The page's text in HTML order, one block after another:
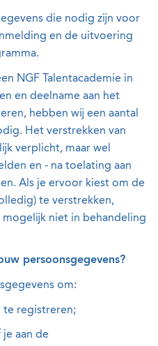
die nodig zijn voor
en de uitvoering
NGF Talentacademie in
en deelname aan het
hebben wij een aantal
Het verstrekken van
verplicht, maar wel
en - na toelating aan
Als je ervoor kiest om de
te verstrekken,
niet in behandeling
persoonsgegevens?
om:
te registreren;
aan de